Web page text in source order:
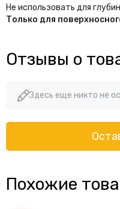
Не использовать для
Только для
Отзывы о
Здесь еще никто не
Похожие